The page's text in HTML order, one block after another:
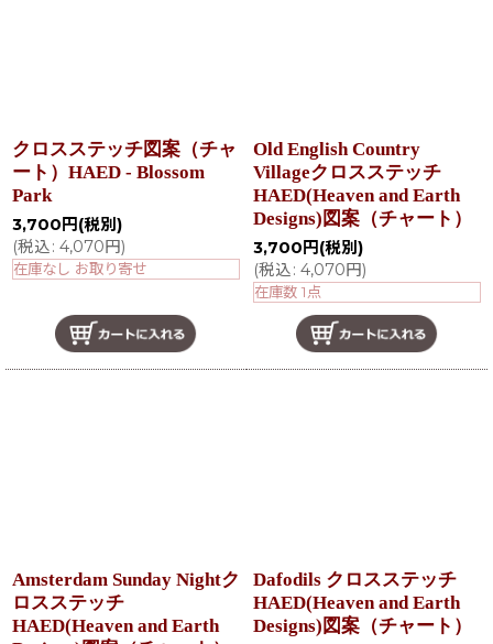
クロスステッチ図案（チャ
ート）HAED - Blossom
Park
3,700 円 (税別)
(税込: 4,070円)
在庫なし お取り寄せ
Old English Country
Villageクロスステッチ
HAED(Heaven and Earth
Designs)図案（チャート）
3,700 円 (税別)
(税込: 4,070円)
在庫数 1点
Amsterdam Sunday Nightク
ロスステッチ
HAED(Heaven and Earth
Dafodils クロスステッチ
HAED(Heaven and Earth
Designs)図案（チャート）